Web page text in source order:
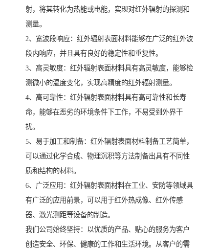
射，将其转化为热能或电能，实现对红外辐射的探测和
测量。
2、宽波段响应：红外辐射表面材料能够在广泛的红外波
段内响应，并且具有良好的稳定性和重复性。
3、高灵敏度：红外辐射表面材料具有高灵敏度，能够检
测微小的温度变化，实现高精度的红外辐射测量。
4、高可靠性：红外辐射表面材料具有高可靠性和长寿
命，能够在恶劣的环境条件下工作，不易受到外界干
扰。
5、易于加工和制备：红外辐射表面材料制备工艺简单，
可以通过化学合成、物理沉积等方法制备出具有不同性
质和结构的材料。
6、广泛应用：红外辐射表面材料在工业、安防等领域具
有广泛的应用前景，可以用于红外热成像、红外传感
器、激光测距等设备的制造。
我们公司始终坚持：以优质的产品、贴心的服务为客户
创造安全、环保、健康的工作和生活环境。从客户的需